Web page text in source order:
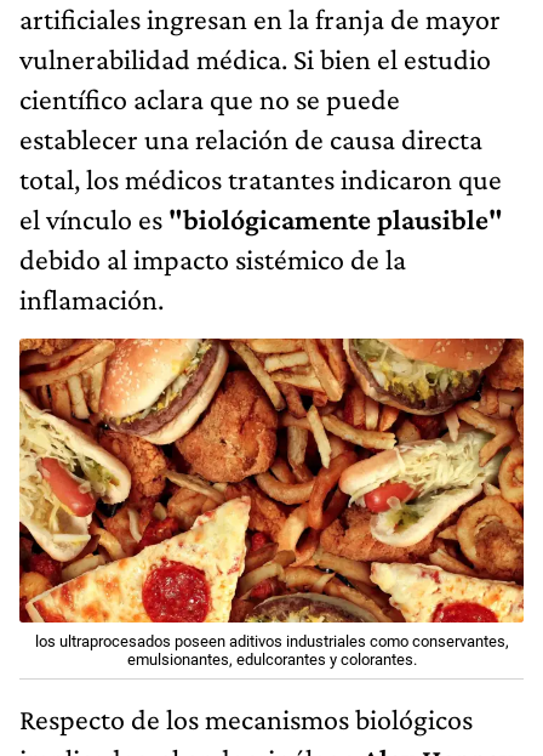
artificiales ingresan en la franja de mayor
vulnerabilidad médica. Si bien el estudio
científico aclara que no se puede
establecer una relación de causa directa
total, los médicos tratantes indicaron que
el vínculo es "biológicamente plausible"
debido al impacto sistémico de la
inflamación.
los ultraprocesados poseen aditivos industriales como conservantes,
emulsionantes, edulcorantes y colorantes.
Respecto de los mecanismos biológicos